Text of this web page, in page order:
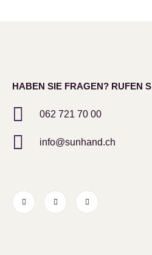
HABEN SIE FRAGEN? RUFEN
062 721 70 00
info@sunhand.ch